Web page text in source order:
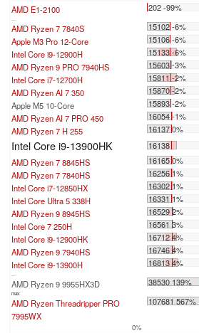
AMD E1-2100 202 -99%
...
AMD Ryzen 7 7840S
15102 -6%
Apple M3 Pro 12-Core
15106 -6%
Intel Core i9-12900H
15133 -6%
AMD Ryzen 9 PRO 7940HS
15603 -3%
Intel Core i7-12700H
15811 -2%
AMD Ryzen AI 7 350
15870 -2%
Apple M5 10-Core
15893 -2%
AMD Ryzen AI 7 PRO 450
16054 -1%
AMD Ryzen 7 H 255
16137 0%
Intel Core i9-13900HK
16138
AMD Ryzen 7 8845HS
16165 0%
AMD Ryzen 7 7840HS
16256 1%
Intel Core i7-12850HX
16302 1%
Intel Core Ultra 5 338H
16331 1%
AMD Ryzen 9 8945HS
16529 2%
Intel Core 7 250H
16561 3%
Intel Core i9-12900HK
16712 4%
AMD Ryzen 9 7940HS
16746 4%
Intel Core i9-13900H
16813 4%
...
AMD Ryzen 9 9955HX3D 38530 139%
max:
AMD Ryzen Threadripper PRO
7995WX
107681 567%
0%